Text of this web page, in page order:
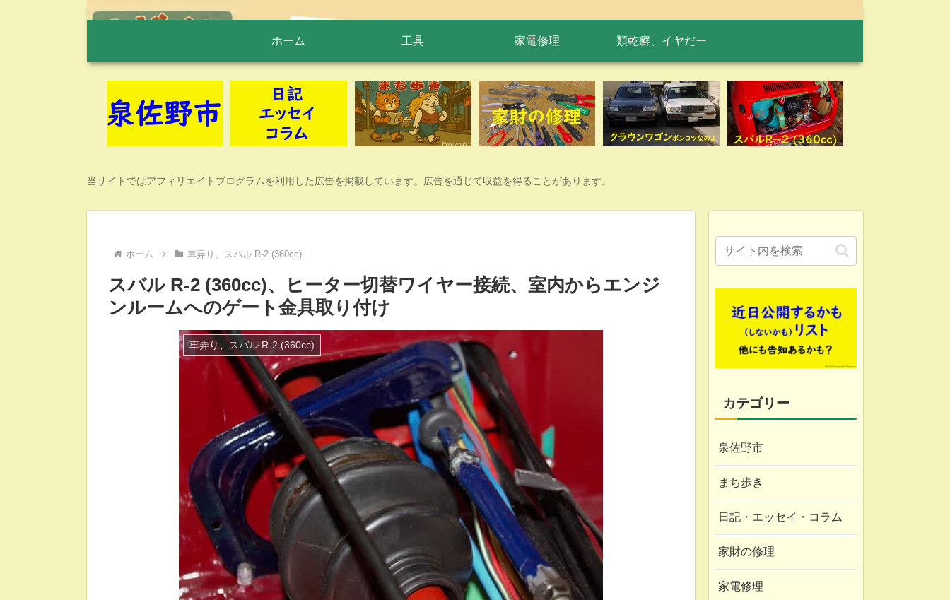
ホーム 工具 家電修理 類乾癬、イヤだー
当サイトではアフィリエイトプログラムを利用した広告を掲載しています。広告を通じて収益を得ることがあります。
ホーム 車弄り、スバル R-2 (360cc)
スバル R-2 (360cc)、ヒーター切替ワイヤー接続、室内からエンジ
ンルームへのゲート金具取り付け
車弄り、スバル R-2 (360cc)
カテゴリー
泉佐野市
まち歩き
日記・エッセイ・コラム
家財の修理
家電修理